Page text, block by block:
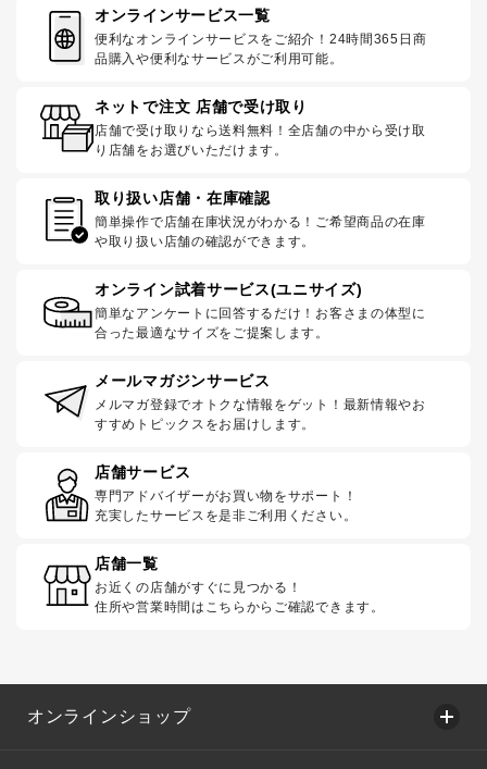
オンラインサービス一覧
便利なオンラインサービスをご紹介！24時間365日商
品購入や便利なサービスがご利用可能。
ネットで注文 店舗で受け取り
店舗で受け取りなら送料無料！全店舗の中から受け取
り店舗をお選びいただけます。
取り扱い店舗・在庫確認
簡単操作で店舗在庫状況がわかる！ご希望商品の在庫
や取り扱い店舗の確認ができます。
オンライン試着サービス(ユニサイズ)
簡単なアンケートに回答するだけ！お客さまの体型に
合った最適なサイズをご提案します。
メールマガジンサービス
メルマガ登録でオトクな情報をゲット！最新情報やお
すすめトピックスをお届けします。
店舗サービス
専門アドバイザーがお買い物をサポート！
充実したサービスを是非ご利用ください。
店舗一覧
お近くの店舗がすぐに見つかる！
住所や営業時間はこちらからご確認できます。
オンラインショップ